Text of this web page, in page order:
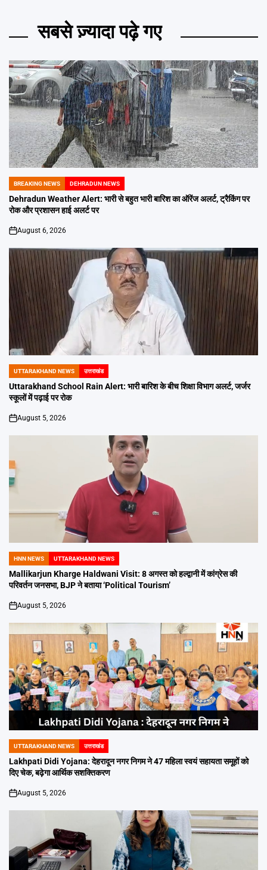
सबसे ज़्यादा पढ़े गए
POSTED
IN
BREAKING NEWS DEHRADUN NEWS
Dehradun Weather Alert: भारी से बहुत भारी बारिश का ऑरेंज अलर्ट, ट्रैकिंग पर
रोक और प्रशासन हाई अलर्ट पर
on
August 6, 2026
POSTED
IN
UTTARAKHAND NEWS उत्तराखंड
Uttarakhand School Rain Alert: भारी बारिश के बीच शिक्षा विभाग अलर्ट, जर्जर
स्कूलों में पढ़ाई पर रोक
on
August 5, 2026
POSTED
IN
HNN NEWS UTTARAKHAND NEWS
Mallikarjun Kharge Haldwani Visit: 8 अगस्त को हल्द्वानी में कांग्रेस की
परिवर्तन जनसभा, BJP ने बताया ‘Political Tourism’
on
August 5, 2026
POSTED
IN
UTTARAKHAND NEWS उत्तराखंड
Lakhpati Didi Yojana: देहरादून नगर निगम ने 47 महिला स्वयं सहायता समूहों को
दिए चेक, बढ़ेगा आर्थिक सशक्तिकरण
on
August 5, 2026